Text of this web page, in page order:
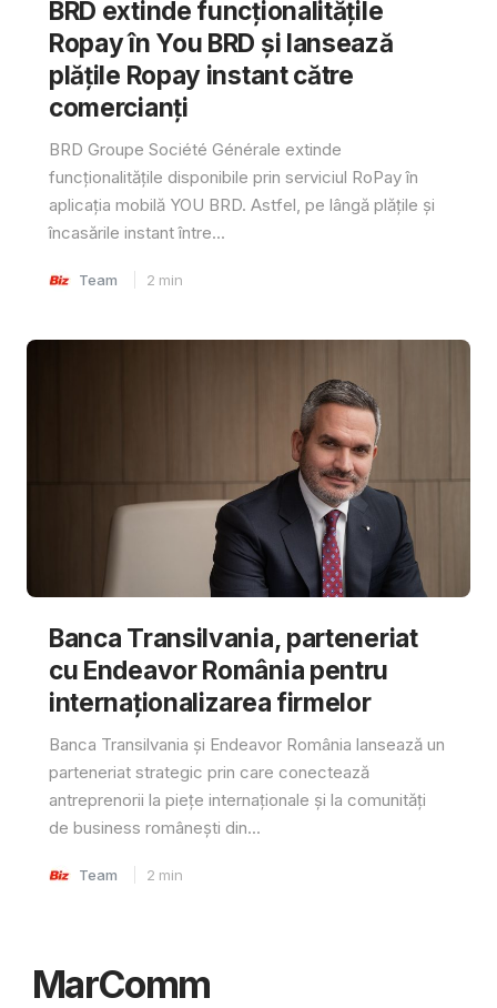
BRD extinde funcționalitățile
Ropay în You BRD și lansează
plățile Ropay instant către
comercianți
BRD Groupe Société Générale extinde
funcționalitățile disponibile prin serviciul RoPay în
aplicația mobilă YOU BRD. Astfel, pe lângă plățile și
încasările instant între...
Team 2 min
Banca Transilvania, parteneriat
cu Endeavor România pentru
internaționalizarea firmelor
Banca Transilvania și Endeavor România lansează un
parteneriat strategic prin care conectează
antreprenorii la piețe internaționale și la comunități
de business românești din...
Team 2 min
MarComm